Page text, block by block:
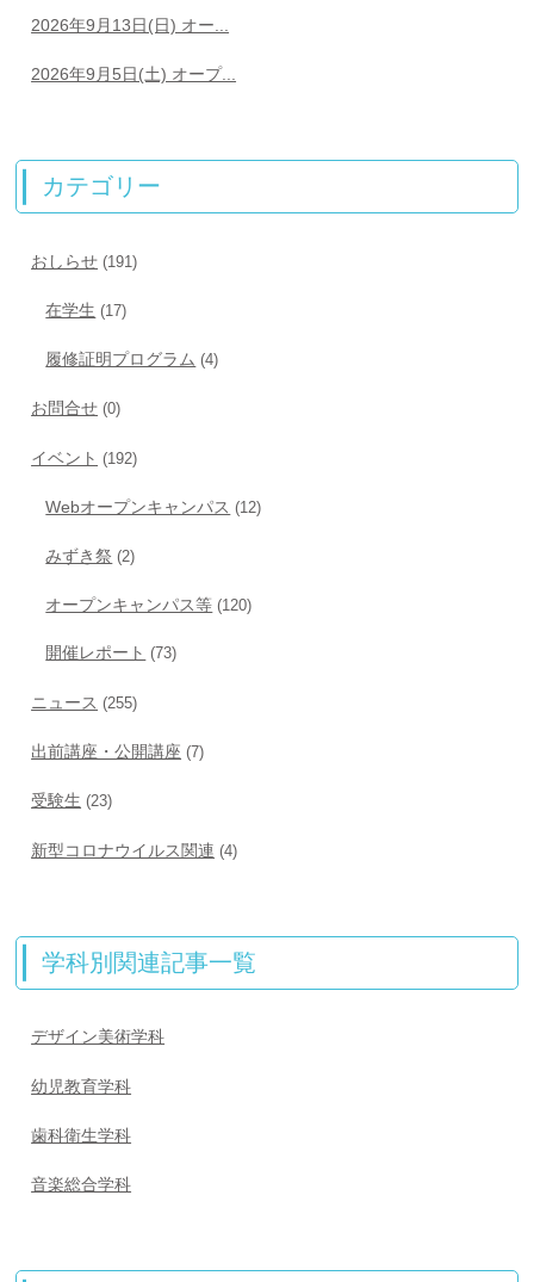
2026年9月13日(日) オー...
2026年9月5日(土) オープ...
カテゴリー
おしらせ (191)
在学生 (17)
履修証明プログラム (4)
お問合せ (0)
イベント (192)
Webオープンキャンパス (12)
みずき祭 (2)
オープンキャンパス等 (120)
開催レポート (73)
ニュース (255)
出前講座・公開講座 (7)
受験生 (23)
新型コロナウイルス関連 (4)
学科別関連記事一覧
デザイン美術学科
幼児教育学科
歯科衛生学科
音楽総合学科